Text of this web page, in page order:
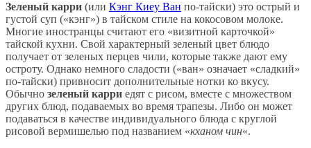
Зеленый карри (или Кэнг Киеу Ван по-тайски) это острый и
густой суп («кэнг») в тайском стиле на кокосовом молоке.
Многие иностранцы считают его «визитной карточкой»
тайской кухни. Свой характерный зеленый цвет блюдо
получает от зеленых перцев чили, которые также дают ему
остроту. Однако немного сладости («ван» означает «сладкий»
по-тайски) привносит дополнительные нотки ко вкусу.
Обычно зеленый карри едят с рисом, вместе с множеством
других блюд, подаваемых во время трапезы. Либо он может
подаваться в качестве индивидуального блюда с круглой
рисовой вермишелью под названием «кханом чин«.